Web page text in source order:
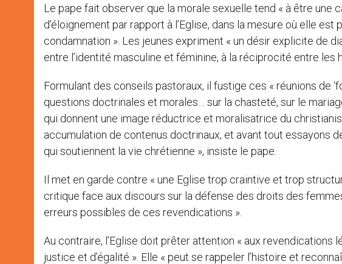
Le pape fait observer que la morale sexuelle tend « à être une
d’éloignement par rapport à l’Eglise, dans la mesure où elle
condamnation ». Les jeunes expriment « un désir explicite de
entre l’identité masculine et féminine, à la réciprocité entre les
Formulant des conseils pastoraux, il fustige ces « réunions de
questions doctrinales et morales… sur la chasteté, sur le
qui donnent une image réductrice et moralisatrice du
accumulation de contenus doctrinaux, et avant tout essayons
qui soutiennent la vie chrétienne », insiste le pape.
Il met en garde contre « une Eglise trop craintive et trop
critique face aux discours sur la défense des droits des
erreurs possibles de ces revendications ».
Au contraire, l’Eglise doit prêter attention « aux
justice et d’égalité ». Elle « peut se rappeler l’histoire et